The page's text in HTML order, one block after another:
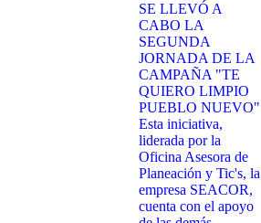
SE LLEVÓ A
CABO LA
SEGUNDA
JORNADA DE LA
CAMPAÑA "TE
QUIERO LIMPIO
PUEBLO NUEVO"
Esta iniciativa,
liderada por la
Oficina Asesora de
Planeación y Tic's, la
empresa SEACOR,
cuenta con el apoyo